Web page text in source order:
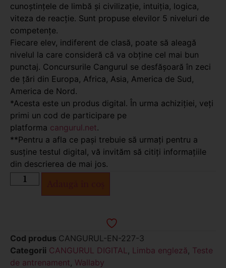
cunoștințele de limbă și civilizație, intuiția, logica,
viteza de reacție. Sunt propuse elevilor 5 niveluri de
competenţe.
Fiecare elev, indiferent de clasă, poate să aleagă
nivelul la care consideră că va obţine cel mai bun
punctaj. Concursurile Cangurul se desfășoară în zeci
de țări din Europa, Africa, Asia, America de Sud,
America de Nord.
*Acesta este un produs digital. În urma achiziției, veți
primi un cod de participare pe
platforma cangurul.net.
**Pentru a afla ce pași trebuie să urmați pentru a
susține testul digital, vă invităm să citiți informațiile
din descrierea de mai jos.
Cod produs CANGURUL-EN-227-3
Categorii CANGURUL DIGITAL , Limba engleză, Teste
de antrenament, Wallaby